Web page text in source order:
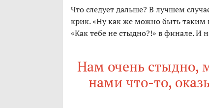
Что следует дальше? В лучшем
крик. «Ну как же можно быть таким
«Как тебе не стыдно?!» в финале. И
Нам очень стыдно,
нами что-то,